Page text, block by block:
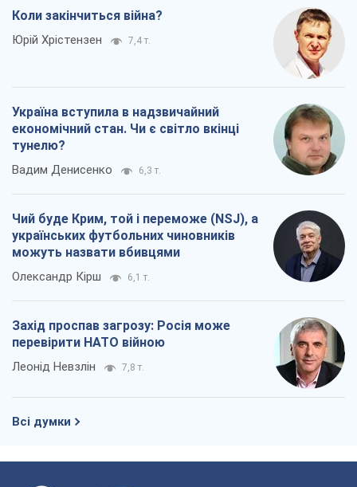
Коли закінчиться війна?
Юрій Хрістензен 7,4 т.
Україна вступила в надзвичайний
економічний стан. Чи є світло вкінці
тунелю?
Вадим Денисенко 6,3 т.
Чий буде Крим, той і переможе (NSJ), а
українських футбольних чиновників
можуть назвати вбивцями
Олександр Кірш 6,1 т.
Захід проспав загрозу: Росія може
перевірити НАТО війною
Леонід Невзлін 7,8 т.
Всі думки